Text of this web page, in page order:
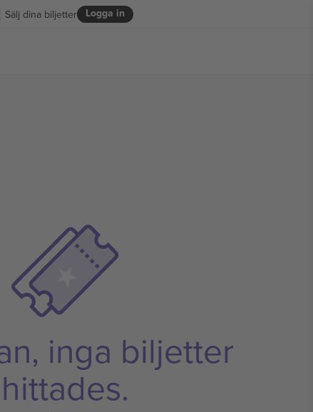
Logga in
Sälj dina biljetter
inga biljetter
hittades.